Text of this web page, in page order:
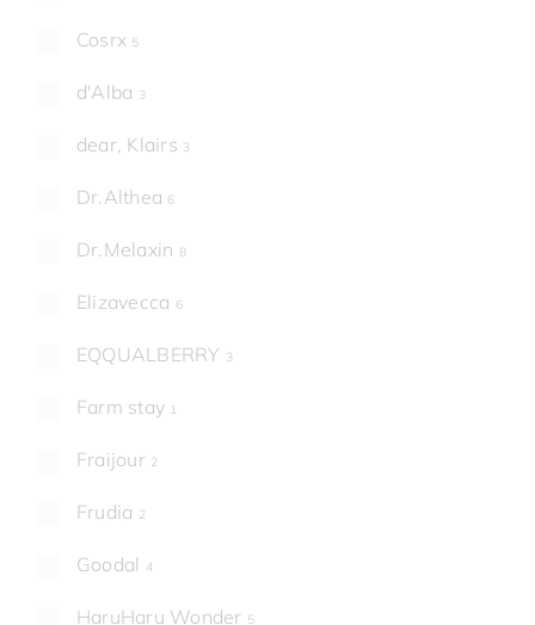
Cosrx 5
d'Alba 3
dear, Klairs 3
Dr.Althea 6
Dr.Melaxin 8
Elizavecca 6
EQQUALBERRY 3
Farm stay 1
Fraijour 2
Frudia 2
Goodal 4
HaruHaru Wonder 5